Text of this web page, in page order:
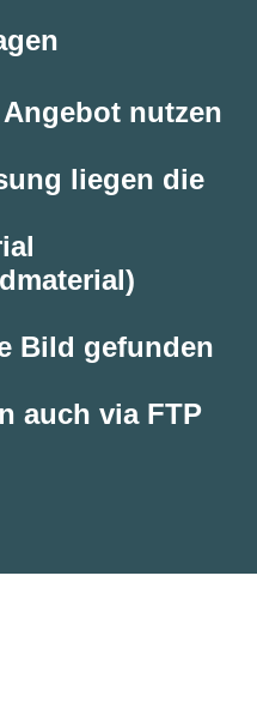
nutzen
liegen die
Bild gefunden
auch via FTP